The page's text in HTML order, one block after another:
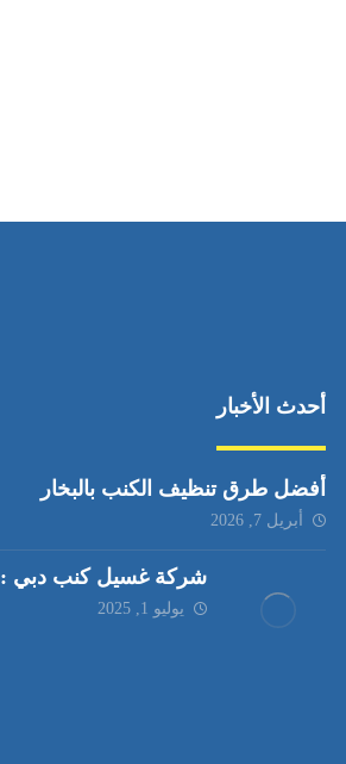
أحدث الأخبار
أفضل طرق تنظيف الكنب بالبخار
أبريل 7, 2026
شركة غسيل كنب دبي : 0551030483
يوليو 1, 2025